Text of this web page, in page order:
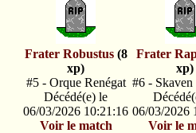
Frater Robustus(8
xp)
#5 - Orque Renégat
Décédé(e) le
06/03/2026 10:21:16
Voir le match
Frater
xp)
#6 - Skaven
06/03/2026
Voir le